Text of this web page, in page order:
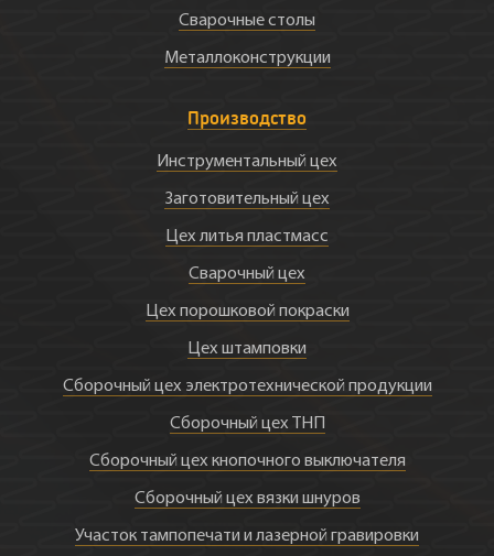
Сварочные столы
Металлоконструкции
Производство
Инструментальный цех
Заготовительный цех
Цех литья пластмасс
Сварочный цех
Цех порошковой покраски
Цех штамповки
Сборочный цех электротехнической продукции
Сборочный цех ТНП
Сборочный цех кнопочного выключателя
Сборочный цех вязки шнуров
Участок тампопечати и лазерной гравировки